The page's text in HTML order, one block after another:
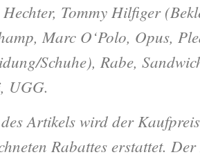
Tommy Hilfiger
Marc O‘Polo, Opus,
Schuhe), Rabe,
UGG.
Artikels wird der
Rabattes erstattet.